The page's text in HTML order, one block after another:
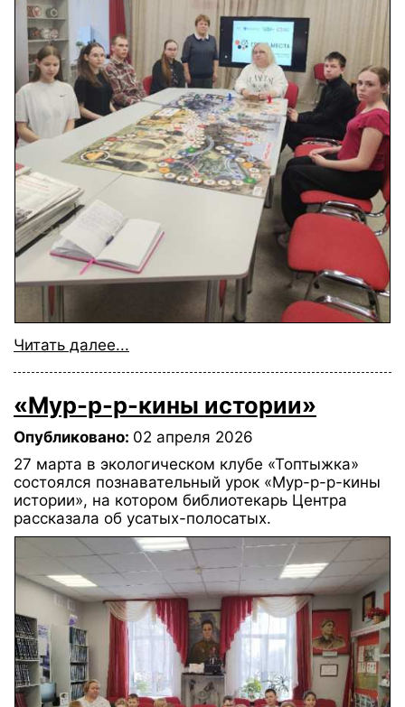
Читать далее...
«Мур-р-р-кины истории»
Опубликовано: 02 апреля 2026
27 марта в экологическом клубе «Топтыжка»
состоялся познавательный урок «Мур-р-р-кины
истории», на котором библиотекарь Центра
рассказала об усатых-полосатых.